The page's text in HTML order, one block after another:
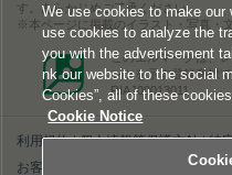
す。あらかじめご了承ください。
本ページに掲載のイラスト・写真・
このエルマークは、
ンツを示す登録商標
RIAJ00013011
利用規約|個人情報等保護方針|特
お客様情報の外部送信について|
We use cookies to make our
use cookies to analyze the
you with the advertisement
nk our website to the social
Cookies”, all of these
Cookie Notice